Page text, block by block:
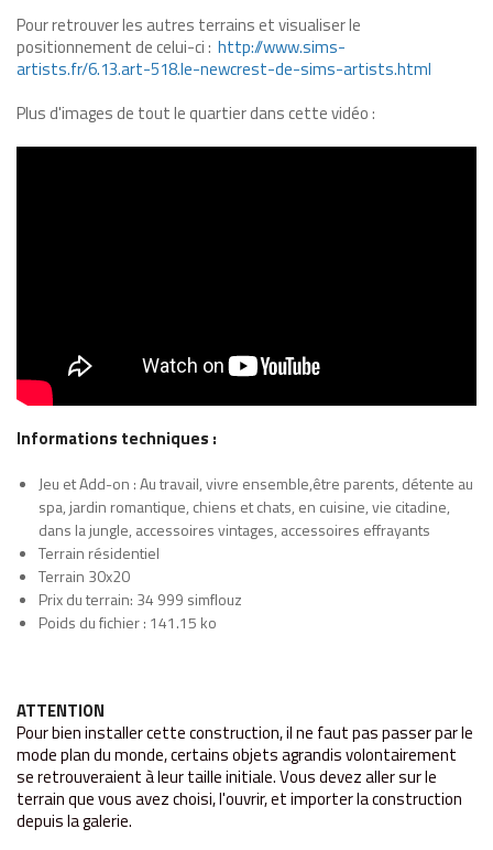
Pour retrouver les autres terrains et visualiser le
positionnement de celui-ci : http://www.sims-
artists.fr/6.13.art-518.le-newcrest-de-sims-artists.html
Plus d'images de tout le quartier dans cette vidéo :
Informations techniques :
Jeu et Add-on : Au travail, vivre ensemble,être parents, détente au
spa, jardin romantique, chiens et chats, en cuisine, vie citadine,
dans la jungle, accessoires vintages, accessoires effrayants
Terrain résidentiel
Terrain 30x20
Prix du terrain: 34 999 simflouz
Poids du fichier : 141.15 ko
ATTENTION
Pour bien installer cette construction, il ne faut pas passer par le
mode plan du monde, certains objets agrandis volontairement
se retrouveraient à leur taille initiale. Vous devez aller sur le
terrain que vous avez choisi, l'ouvrir, et importer la construction
depuis la galerie.